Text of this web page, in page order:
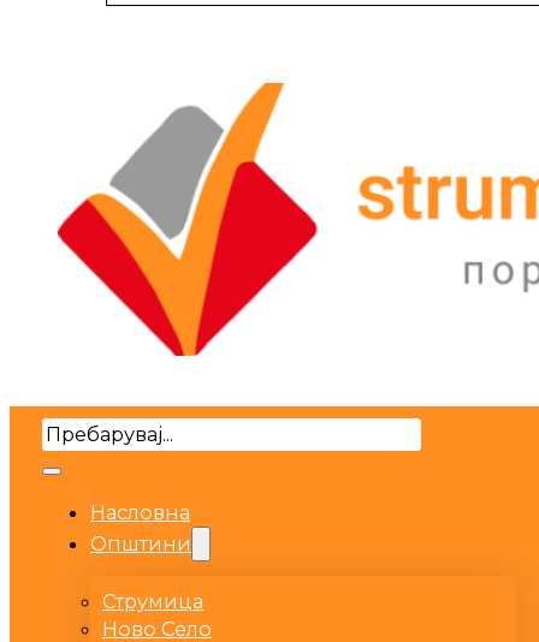
Search
Насловна
Општини
Струмица
Ново Село